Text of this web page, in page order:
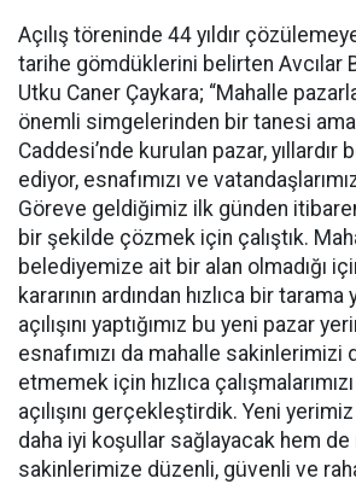
Açılış töreninde 44 yıldır
tarihe gömdüklerini belirten Avcılar
Utku Caner Çaykara; “Mahalle
önemli simgelerinden bir tanesi
Caddesi’nde kurulan pazar,
ediyor, esnafımızı ve
Göreve geldiğimiz ilk günden
bir şekilde çözmek için çalıştık.
belediyemize ait bir alan olmadığı
kararının ardından hızlıca bir
açılışını yaptığımız bu yeni pazar
esnafımızı da mahalle sakinlerimizi
etmemek için hızlıca
açılışını gerçekleştirdik. Yeni
daha iyi koşullar sağlayacak hem de
sakinlerimize düzenli, güvenli ve